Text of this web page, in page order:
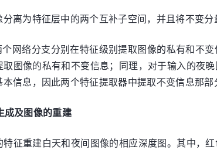
离为特征层中的两个互补子空间，并且将不变分
网络分支分别在特征级别提取图像的私有和不
取图像的私有和不变信息；同理，对于输入的夜
信息，因此两个特征提取器中提取不变信息那部
成及图像的重建
征重建白天和夜间图像的相应深度图。其中，